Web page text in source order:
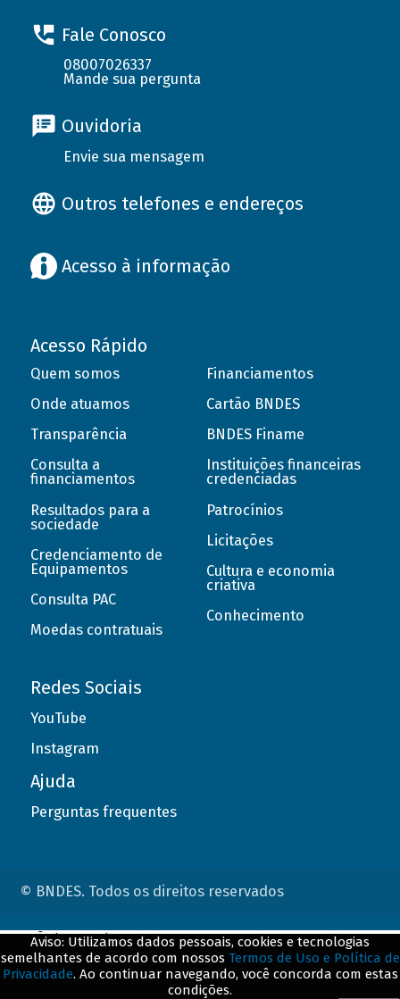
Fale Conosco
08007026337
Mande sua pergunta
Ouvidoria
Envie sua mensagem
Outros telefones e endereços
Acesso à informação
Acesso Rápido
Quem somos
Onde atuamos
Transparência
Consulta a
financiamentos
Resultados para a
sociedade
Credenciamento de
Equipamentos
Consulta PAC
Moedas contratuais
Financiamentos
Cartão BNDES
BNDES Finame
Instituições financeiras
credenciadas
Patrocínios
Licitações
Cultura e economia
criativa
Conhecimento
Redes Sociais
YouTube
Instagram
Ajuda
Perguntas frequentes
© BNDES. Todos os direitos reservados
Aviso: Utilizamos dados pessoais, cookies e tecnologias
semelhantes de acordo com nossos Termos de Uso e Política de
Privacidade. Ao continuar navegando, você concorda com estas
condições.
ConteÃºdo complementar
${title}${badge}